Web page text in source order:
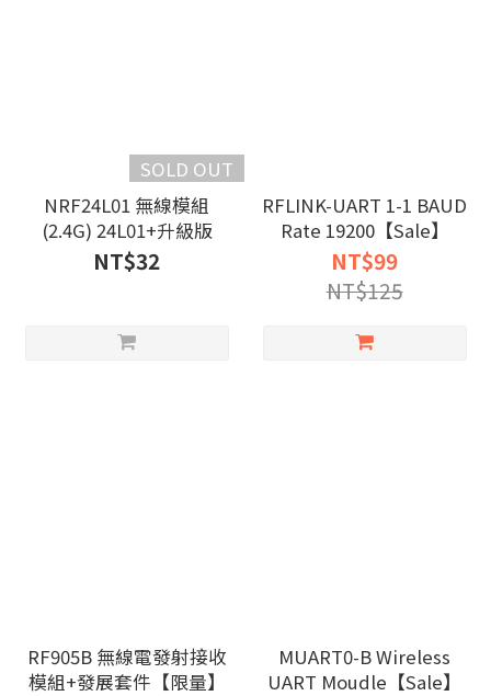
SOLD OUT
NRF24L01 無線模組
(2.4G) 24L01+升級版
NT$32
RFLINK-UART 1-1 BAUD
Rate 19200【Sale】
NT$99
NT$125
RF905B 無線電發射接收
模組+發展套件【限量】
MUART0-B Wireless
UART Moudle【Sale】